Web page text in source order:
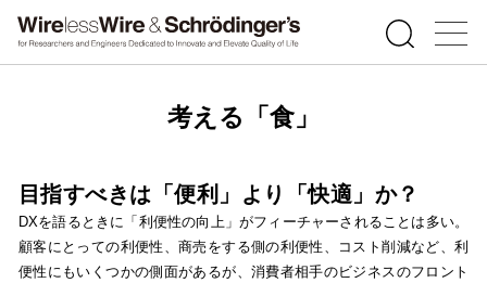
考える「食」
目指すべきは「便利」より「快適」か？
DXを語るときに「利便性の向上」がフィーチャーされることは多い。
顧客にとっての利便性、商売をする側の利便性、コスト削減など、利
便性にもいくつかの側面があるが、消費者相手のビジネスのフロント